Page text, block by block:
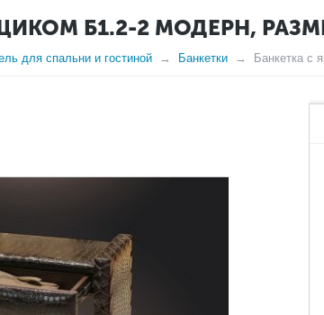
Б1.2-2 МОДЕРН,
для спальни и гостиной Банкетки Банкетка с